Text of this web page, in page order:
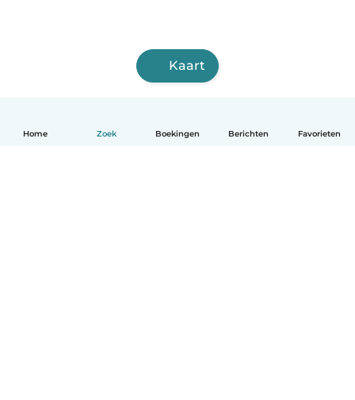
Home Zoek Boekingen Berichten Favorieten
Kaart